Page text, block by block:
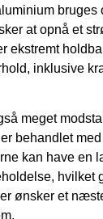
bruges
at opnå et
ekstremt
inklusive
meget
behandlet
kan have en
hvilket
ønsker et